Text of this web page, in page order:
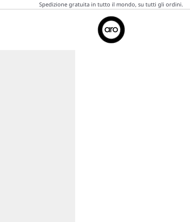
Spedizione gratuita in tutto il mondo, su tutti gli ordini.
Aro